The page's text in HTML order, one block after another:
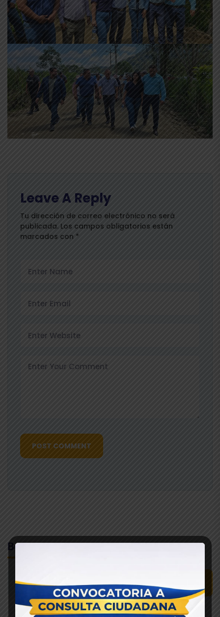
Leave A Reply
Tu dirección de correo electrónico no será
publicada. Los campos obligatorios están
marcados con *
POST COMMENT
Buscar